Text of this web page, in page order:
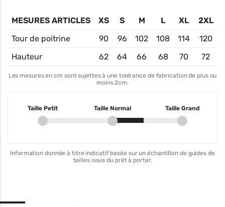
MESURES ARTICLES XS S M L XL
2XL
Tour de poitrine
90 96 102 108 114
120
Hauteur
62 64 66 68 70 72
Les mesures en cm sont sujettes à une tolérance de fabrication de plus ou
moins 2cm.
Taille Petit Taille Normal Taille Grand
Information donnée à titre indicatif basée sur un échantillon de guides de
tailles issus du prêt à porter.